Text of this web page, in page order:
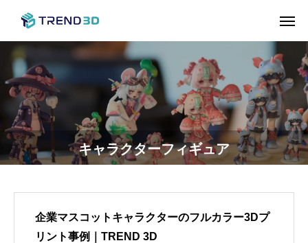
キャラクターフィギュア
企業マスコットキャラクターのフルカラー3Dプ
リント事例｜TREND 3D